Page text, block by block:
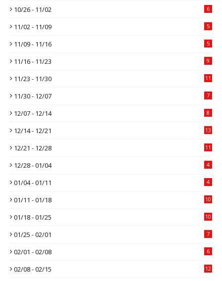
10/26 - 11/02 6
11/02 - 11/09 5
11/09 - 11/16 5
11/16 - 11/23 9
11/23 - 11/30 11
11/30 - 12/07 7
12/07 - 12/14 8
12/14 - 12/21 13
12/21 - 12/28 11
12/28 - 01/04 4
01/04 - 01/11 4
01/11 - 01/18 10
01/18 - 01/25 10
01/25 - 02/01 7
02/01 - 02/08 6
02/08 - 02/15 12